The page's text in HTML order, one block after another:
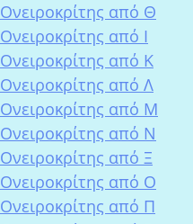
Ονειροκρίτης από Θ
Ονειροκρίτης από Ι
Ονειροκρίτης από Κ
Ονειροκρίτης από Λ
Ονειροκρίτης από Μ
Ονειροκρίτης από Ν
Ονειροκρίτης από Ξ
Ονειροκρίτης από Ο
Ονειροκρίτης από Π